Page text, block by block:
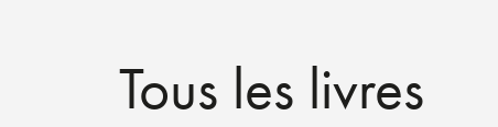
Tous les livres